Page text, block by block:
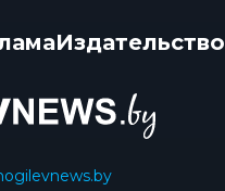
Издательство